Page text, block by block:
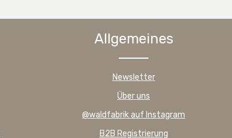
Allgemeines
Newsletter
Über uns
@waldfabrik auf Instagram
B2B Registrierung